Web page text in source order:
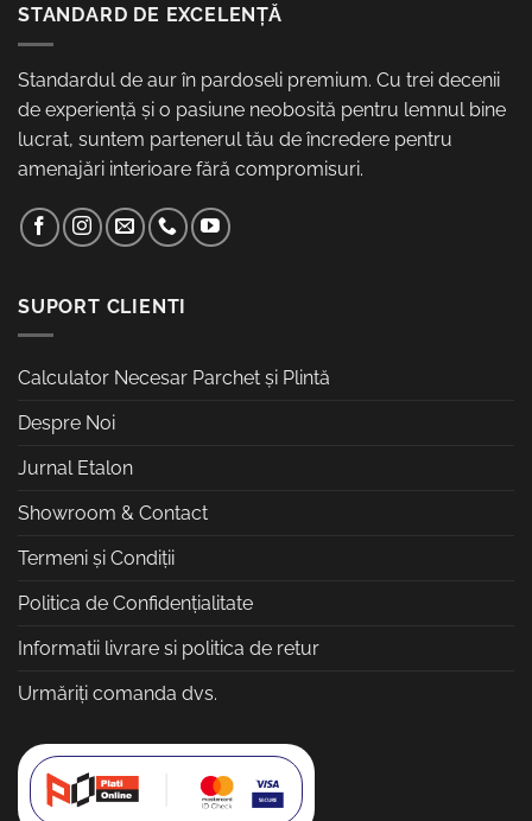
STANDARD DE EXCELENȚĂ
Standardul de aur în pardoseli premium. Cu trei decenii
de experiență și o pasiune neobosită pentru lemnul bine
lucrat, suntem partenerul tău de încredere pentru
amenajări interioare fără compromisuri.
SUPORT CLIENTI
Calculator Necesar Parchet și Plintă
Despre Noi
Jurnal Etalon
Showroom & Contact
Termeni și Condiții
Politica de Confidențialitate
Informatii livrare si politica de retur
Urmăriți comanda dvs.